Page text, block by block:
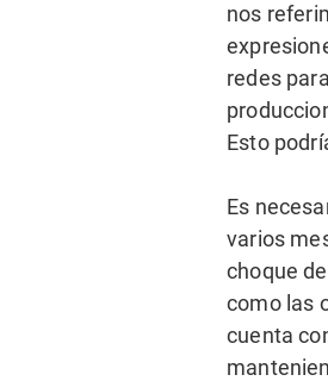
nos
redes
Esto
Es
varios
choque
como las
cuenta